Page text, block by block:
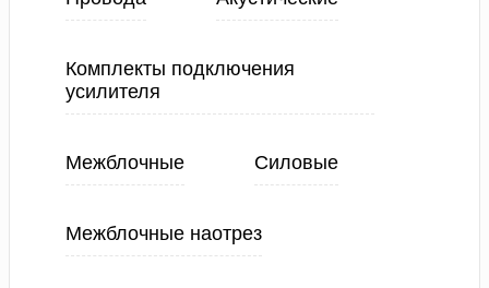
Комплекты подключения
усилителя
Межблочные Силовые
Межблочные наотрез